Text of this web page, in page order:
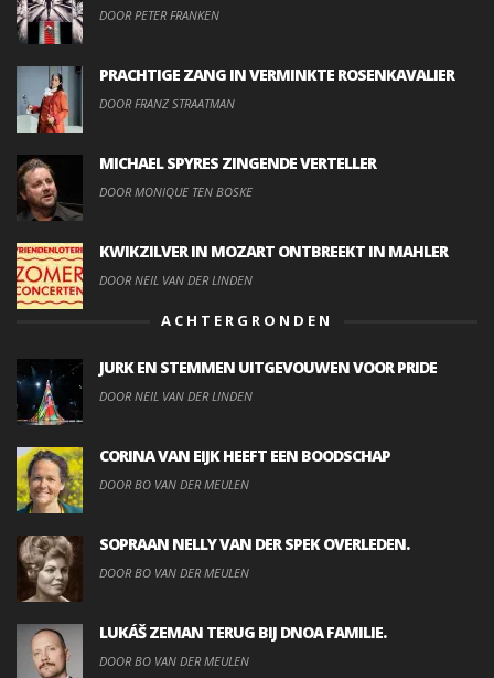
DOOR PETER FRANKEN
PRACHTIGE ZANG IN VERMINKTE ROSENKAVALIER
DOOR FRANZ STRAATMAN
MICHAEL SPYRES ZINGENDE VERTELLER
DOOR MONIQUE TEN BOSKE
KWIKZILVER IN MOZART ONTBREEKT IN MAHLER
DOOR NEIL VAN DER LINDEN
ACHTERGRONDEN
JURK EN STEMMEN UITGEVOUWEN VOOR PRIDE
DOOR NEIL VAN DER LINDEN
CORINA VAN EIJK HEEFT EEN BOODSCHAP
DOOR BO VAN DER MEULEN
SOPRAAN NELLY VAN DER SPEK OVERLEDEN.
DOOR BO VAN DER MEULEN
LUKÁŠ ZEMAN TERUG BIJ DNOA FAMILIE.
DOOR BO VAN DER MEULEN